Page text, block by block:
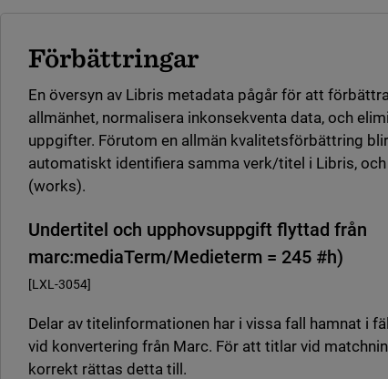
Förbättringar
En översyn av Libris metadata pågår för att
allmänhet, normalisera inkonsekventa data, och
uppgifter. Förutom en allmän kvalitetsförbättring
automatiskt identifiera samma verk/titel i Libris,
(works).
Undertitel och upphovsuppgift flyttad från
marc:mediaTerm/Medieterm = 245 #h)
[LXL-3054]
Delar av titelinformationen har i vissa fall hamnat i
vid konvertering från Marc. För att titlar vid
korrekt rättas detta till.